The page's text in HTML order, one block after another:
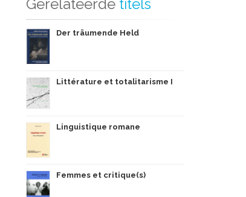
Gerelateerde titels
Der träumende Held
Littérature et totalitarisme I
Linguistique romane
Femmes et critique(s)